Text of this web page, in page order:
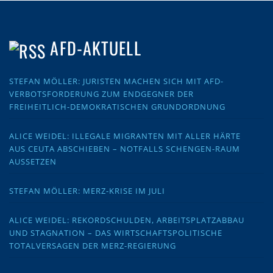
AFD-AKTUELL
STEFAN MÖLLER: JURISTEN MACHEN SICH MIT AFD-
VERBOTSFORDERUNG ZUM ENDGEGNER DER
FREIHEITLICH-DEMOKRATISCHEN GRUNDORDNUNG
ALICE WEIDEL: ILLEGALE MIGRANTEN MIT ALLER HÄRTE
AUS CEUTA ABSCHIEBEN – NOTFALLS SCHENGEN-RAUM
AUSSETZEN
STEFAN MÖLLER: MERZ-KRISE IM JULI
ALICE WEIDEL: REKORDSCHULDEN, ARBEITSPLATZABBAU
UND STAGNATION – DAS WIRTSCHAFTSPOLITISCHE
TOTALVERSAGEN DER MERZ-REGIERUNG